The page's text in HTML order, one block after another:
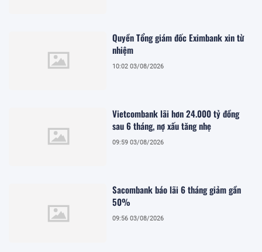
Quyền Tổng giám đốc Eximbank xin từ
nhiệm
10:02 03/08/2026
Vietcombank lãi hơn 24.000 tỷ đồng
sau 6 tháng, nợ xấu tăng nhẹ
09:59 03/08/2026
Sacombank báo lãi 6 tháng giảm gần
50%
09:56 03/08/2026